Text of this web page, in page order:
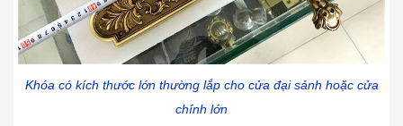
Khóa có kích thước lớn thường lắp cho cửa đại sảnh hoặc cửa
chính lớn